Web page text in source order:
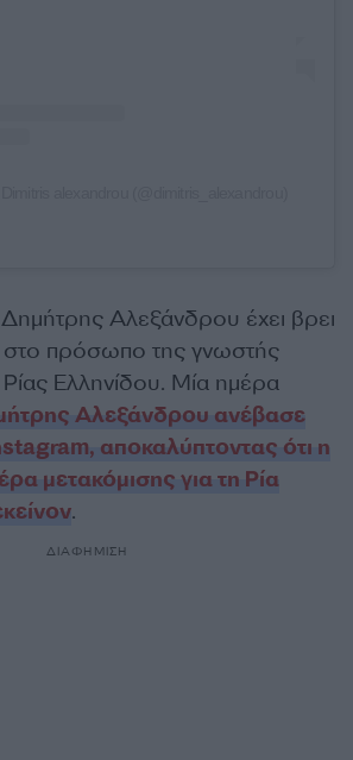
Αλεξάνδρου έχει βρει
στο πρόσωπο της γνωστής
Ρίας Ελληνίδου. Μία ημέρα
Αλεξάνδρου ανέβασε
αποκαλύπτοντας ότι η
μετακόμισης για τη Ρία
.
ΔΙΑΦΗΜΙΣΗ